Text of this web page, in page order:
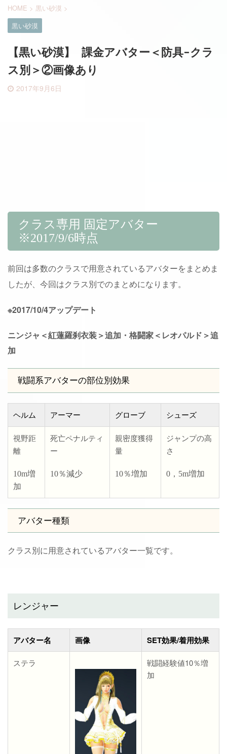
HOME > 黒い砂漠 >
黒い砂漠
【黒い砂漠】 課金アバター＜防具-クラ
ス別＞②画像あり
2017年9月6日
クラス専用 固定アバター
※2017/9/6時点
前回は多数のクラスで用意されているアバターをまとめま
したが、今回はクラス別でのまとめになります。
※2017/10/4アップデート
ニンジャ＜紅蓮羅刹衣装＞追加・格闘家＜レオパルド＞追
加
戦闘系アバターの部位別効果
ヘルム アーマー グローブ シューズ
視野距
離
10m増
加
死亡ペナルティ
ー
10％減少
親密度獲得
量
10％増加
ジャンプの高
さ
0，5m増加
アバター種類
クラス別に用意されているアバター一覧です。
レンジャー
アバター名 画像 SET効果/着用効果
ステラ
戦闘経験値10％増
加